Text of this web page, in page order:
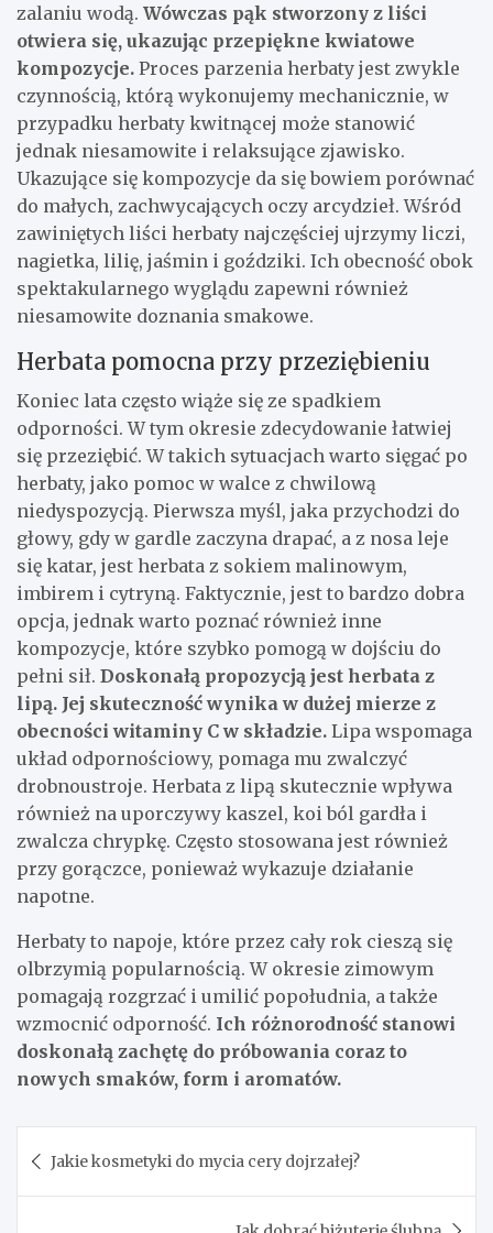
zalaniu wodą. Wówczas pąk stworzony z liści
otwiera się, ukazując przepiękne kwiatowe
kompozycje. Proces parzenia herbaty jest zwykle
czynnością, którą wykonujemy mechanicznie, w
przypadku herbaty kwitnącej może stanowić
jednak niesamowite i relaksujące zjawisko.
Ukazujące się kompozycje da się bowiem porównać
do małych, zachwycających oczy arcydzieł. Wśród
zawiniętych liści herbaty najczęściej ujrzymy liczi,
nagietka, lilię, jaśmin i goździki. Ich obecność obok
spektakularnego wyglądu zapewni również
niesamowite doznania smakowe.
Herbata pomocna przy przeziębieniu
Koniec lata często wiąże się ze spadkiem
odporności. W tym okresie zdecydowanie łatwiej
się przeziębić. W takich sytuacjach warto sięgać po
herbaty, jako pomoc w walce z chwilową
niedyspozycją. Pierwsza myśl, jaka przychodzi do
głowy, gdy w gardle zaczyna drapać, a z nosa leje
się katar, jest herbata z sokiem malinowym,
imbirem i cytryną. Faktycznie, jest to bardzo dobra
opcja, jednak warto poznać również inne
kompozycje, które szybko pomogą w dojściu do
pełni sił. Doskonałą propozycją jest herbata z
lipą. Jej skuteczność wynika w dużej mierze z
obecności witaminy C w składzie. Lipa wspomaga
układ odpornościowy, pomaga mu zwalczyć
drobnoustroje. Herbata z lipą skutecznie wpływa
również na uporczywy kaszel, koi ból gardła i
zwalcza chrypkę. Często stosowana jest również
przy gorączce, ponieważ wykazuje działanie
napotne.
Herbaty to napoje, które przez cały rok cieszą się
olbrzymią popularnością. W okresie zimowym
pomagają rozgrzać i umilić popołudnia, a także
wzmocnić odporność. Ich różnorodność stanowi
doskonałą zachętę do próbowania coraz to
nowych smaków, form i aromatów.
wpisu
Jakie kosmetyki do mycia cery dojrzałej?